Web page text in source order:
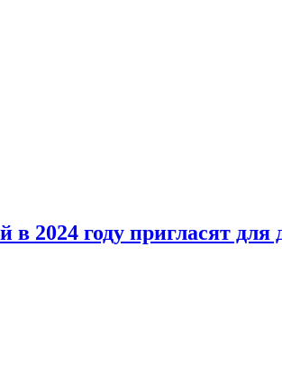
в 2024 году пригласят